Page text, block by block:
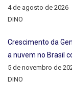
4 de agosto de 2026
DINO
Crescimento da
a nuvem no Brasil
5 de novembro de
DINO